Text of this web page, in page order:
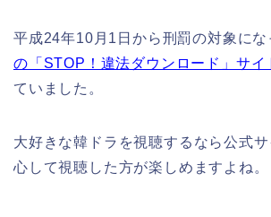
平成24年10月1日から刑罰の対象に
の「STOP！違法ダウンロード」サイ
ていました。
大好きな韓ドラを視聴するなら公式
心して視聴した方が楽しめますよね。